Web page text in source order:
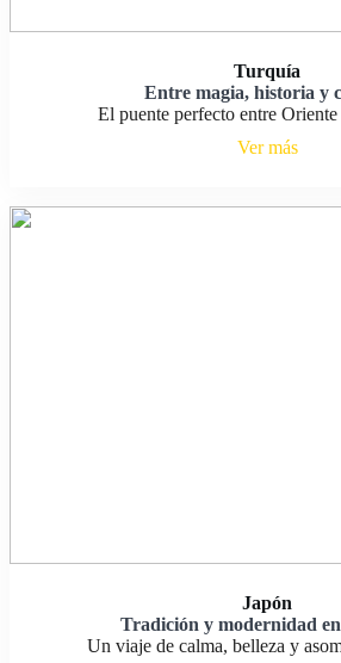
Turquía
Entre magia, historia y
El puente perfecto entre
Ver más
Japón
Tradición y modernidad
Un viaje de calma, belleza y